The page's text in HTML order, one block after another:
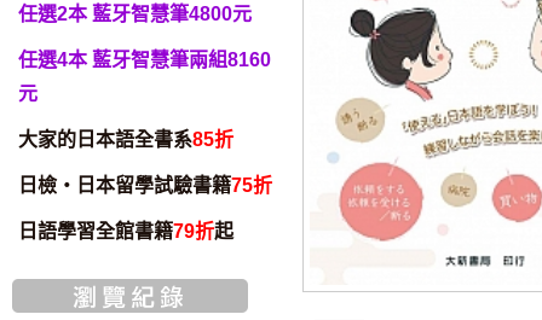
任選2本 藍牙智慧筆4800元
任選4本 藍牙智慧筆兩組8160
元
大家的日本語全書系85折
日檢・日本留學試驗書籍75折
日語學習全館書籍79折起